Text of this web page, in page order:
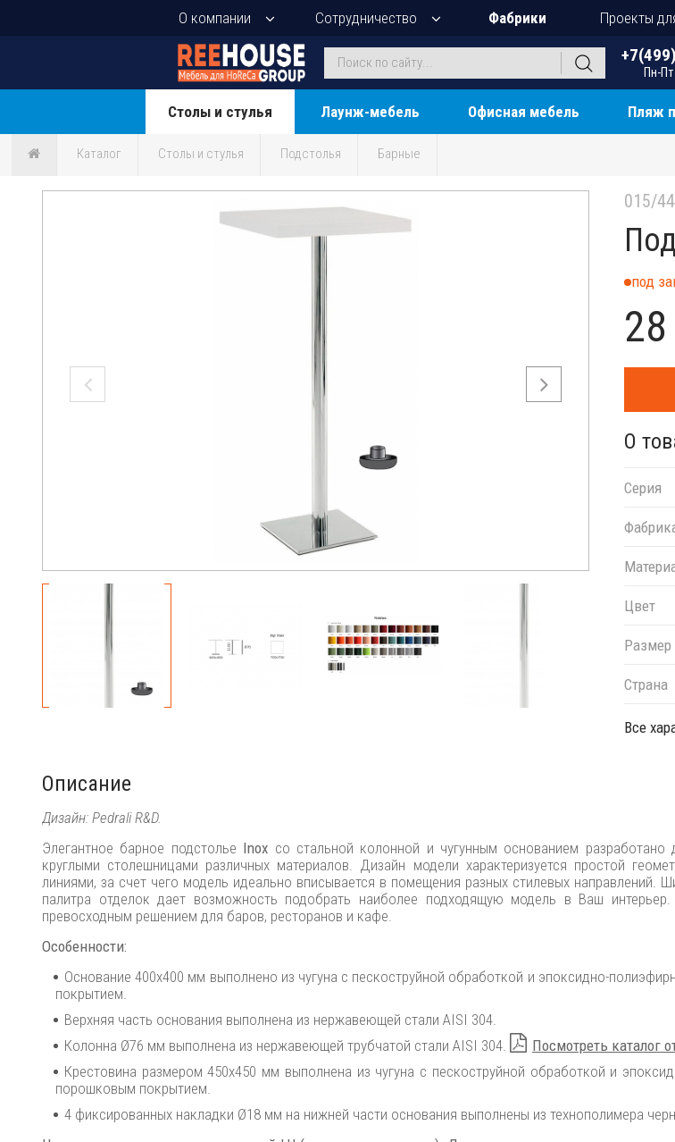
О компании Сотрудничество Фабрики Проекты
Пн-
Столы и стулья Лаунж-мебель Офисная мебель Пляж
Каталог Столы и стулья Подстолья Барные
015/
под
О
Серия
Цвет
Размер
Страна
Все
Описание
Дизайн: Pedrali R&D.
Элегантное барное подстолье Inox со стальной колонной и чугунным основанием разработано
круглыми столешницами различных материалов. Дизайн модели характеризуется простой
линиями, за счет чего модель идеально вписывается в помещения разных стилевых направлений.
палитра отделок дает возможность подобрать наиболее подходящую модель в Ваш интерьер.
превосходным решением для баров, ресторанов и кафе.
Особенности:
Основание 400х400 мм выполнено из чугуна с пескоструйной обработкой и эпоксидно-
покрытием.
Верхняя часть основания выполнена из нержавеющей стали AISI 304.
Колонна Ø76 мм выполнена из нержавеющей трубчатой стали AISI 304.
Посмотреть каталог
Крестовина размером 450х450 мм выполнена из чугуна с пескоструйной обработкой и
порошковым покрытием.
4 фиксированных накладки Ø18 мм на нижней части основания выполнены из технополимера